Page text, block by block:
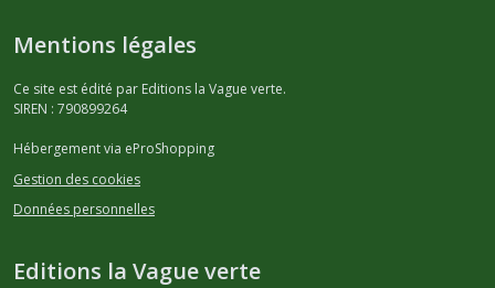
Mentions légales
Ce site est édité par Editions la Vague verte.
SIREN : 790899264
Hébergement via eProShopping
Gestion des cookies
Données personnelles
Editions la Vague verte